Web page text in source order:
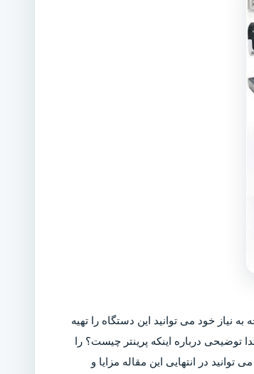
نیاز خود می توانید این دستگاه را تهیه
توضیحی درباره اینکه پرینتر چیست؟ را
در انتهایی این مقاله مزایا و